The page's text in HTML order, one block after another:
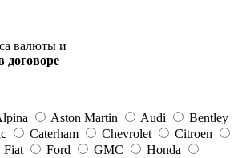
валюты и
договоре
Aston Martin Audi
Bentley
Caterham Chevrolet
Citroen
Fiat Ford GMC
Honda